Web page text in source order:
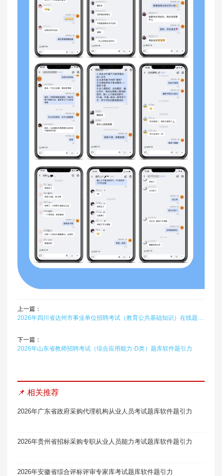
上一篇：
2026年四川省达州市事业单位招聘考试（教育公共基础知识）在线题库题引力
下一篇：
2026年山东省教师招聘考试（综合应用能力·D类）题库软件题引力
📌 相关推荐
2026年广东省政府采购代理机构从业人员考试题库软件题引力
2026年贵州省招标采购专职从业人员能力考试题库软件题引力
2026年安徽省综合评标评审专家库考试题库软件题引力